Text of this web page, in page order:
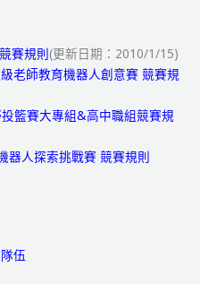
賽規則(更新日期：2010/1/15)
老師教育機器人創意賽 競賽規
籃賽大專組&高中職組競賽規
器人探索挑戰賽 競賽規則
伍